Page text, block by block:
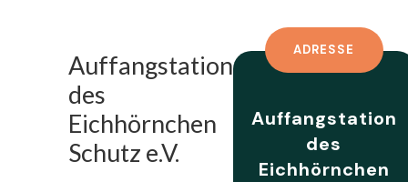
Auffangstation
des
Eichhörnchen
Schutz e.V.
ADRESSE
Auffangstation
des
Eichhörnchen